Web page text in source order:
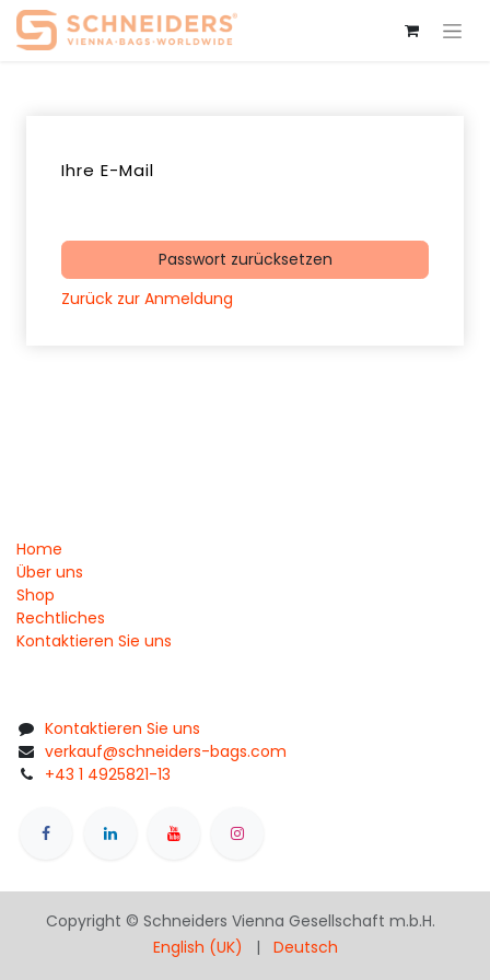
Ihre E-Mail
Passwort zurücksetzen
Zurück zur Anmeldung
Home
Über uns
Shop
Rechtliches
Kontaktieren Sie uns
Kontaktieren Sie uns
verkauf@schneiders-bags.com
+43 1 4925821-13
Copyright © Schneiders Vienna Gesellschaft m.b.H.
English (UK)
| Deutsch